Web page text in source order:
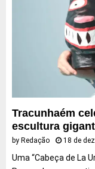
Tracunhaém
escultura
by Redação 18 de
Uma “Cabeça de La